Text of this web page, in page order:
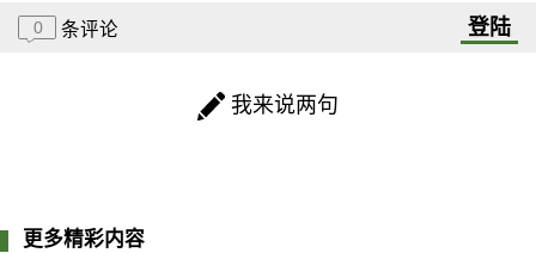
0 条评论 登陆
我来说两句
更多精彩内容